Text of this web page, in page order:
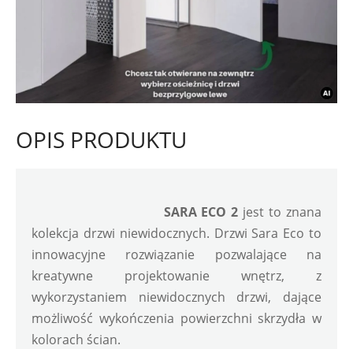
OPIS PRODUKTU
SARA ECO 2 jest to znana
kolekcja drzwi niewidocznych. Drzwi Sara Eco to
innowacyjne rozwiązanie pozwalające na
kreatywne projektowanie wnętrz, z
wykorzystaniem niewidocznych drzwi, dające
możliwość wykończenia powierzchni skrzydła w
kolorach ścian.